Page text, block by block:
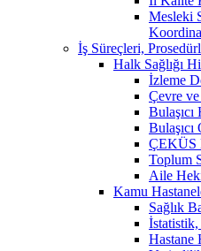
Mesleki
İş Süreçleri,
Halk Sağlığı
İzleme
Çevre ve
ÇEKÜS
Toplum
Aile
Kamu
Sağlık
Hastane